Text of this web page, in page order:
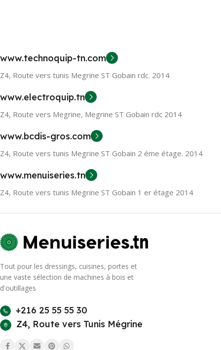
www.technoquip-tn.com
Z4, Route vers tunis Megrine ST Gobain rdc. 2014
www.electroquip.tn
Z4, Route vers Megrine, Megrine ST Gobain rdc 2014
www.bcdis-gros.com
Z4, Route vers tunis Megrine ST Gobain 2 éme étage. 2014
www.menuiseries.tn
Z4, Route vers tunis Megrine ST Gobain 1 er étage 2014
Tout pour les dressings, cuisines, portes et
une vaste sélection de machines à bois et
d'outillages
+216 25 55 55 30
Z4, Route vers Tunis Mégrine